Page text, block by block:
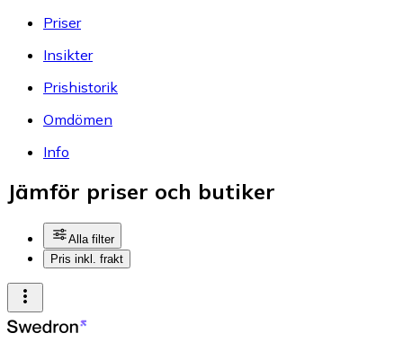
Priser
Insikter
Prishistorik
Omdömen
Info
Jämför priser och butiker
Alla filter
Pris inkl. frakt